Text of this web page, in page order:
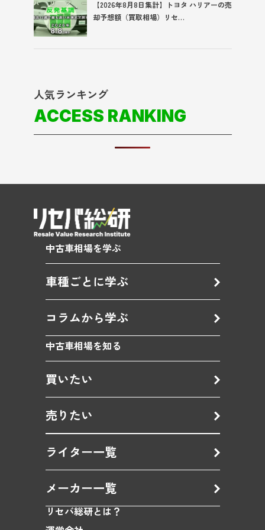
【2026年8月8日集計】トヨタ ハリアーの売
却予想額（買取相場）リセ…
人気ランキング
ACCESS RANKING
中古車相場を学ぶ
車種ごとに学ぶ
コラムから学ぶ
中古車相場を知る
買いたい
売りたい
ライター一覧
メーカー一覧
リセバ総研とは？